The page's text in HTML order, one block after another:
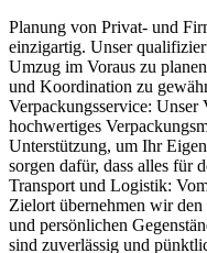
Planung von Privat- und
einzigartig. Unser
Umzug im Voraus zu
und Koordination zu
Verpackungsservice: Unser
hochwertiges
Unterstützung, um Ihr
sorgen dafür, dass alles für
Transport und Logistik:
Zielort übernehmen wir
und persönlichen
sind zuverlässig und